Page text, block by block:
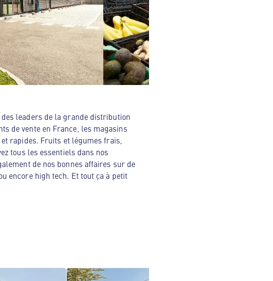
leaders de la grande distribution
de vente en France, les magasins
rapides. Fruits et légumes frais,
tous les essentiels dans nos
de nos bonnes affaires sur de
encore high tech. Et tout ça à petit